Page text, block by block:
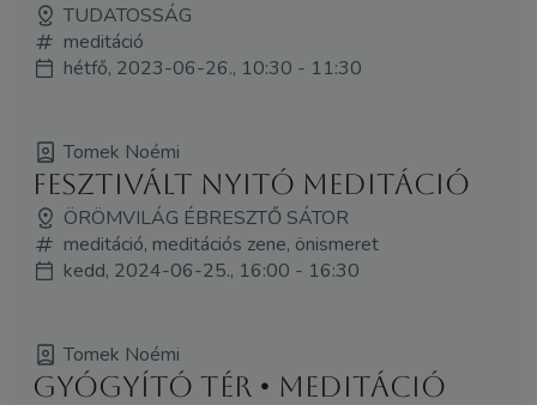
TUDATOSSÁG
meditáció
hétfő, 2023-06-26., 10:30 - 11:30
Tomek Noémi
Fesztivált Nyitó meditáció
ÖRÖMVILÁG ÉBRESZTŐ SÁTOR
meditáció, meditációs zene, önismeret
kedd, 2024-06-25., 16:00 - 16:30
Tomek Noémi
Gyógyító tér • meditáció